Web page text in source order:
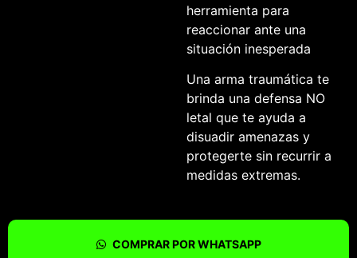
herramienta para
reaccionar ante una
situación inesperada
Una arma traumática te
brinda una defensa NO
letal que te ayuda a
disuadir amenazas y
protegerte sin recurrir a
medidas extremas.
COMPRAR POR WHATSAPP